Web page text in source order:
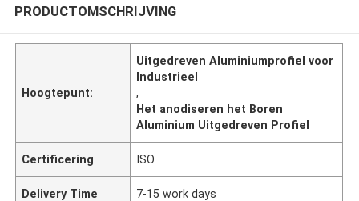
PRODUCTOMSCHRIJVING
Hoogtepunt:
Uitgedreven Aluminiumprofiel voor
Industrieel
,
Het anodiseren het Boren
Aluminium Uitgedreven Profiel
Certificering ISO
Delivery Time 7-15 work days